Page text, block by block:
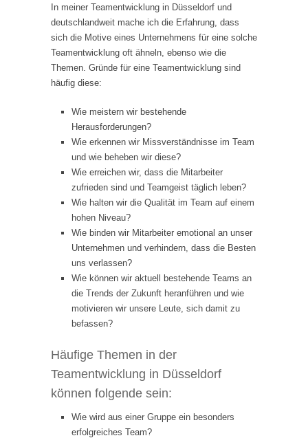
In meiner Teamentwicklung in Düsseldorf und
deutschlandweit mache ich die Erfahrung, dass
sich die Motive eines Unternehmens für eine solche
Teamentwicklung oft ähneln, ebenso wie die
Themen. Gründe für eine Teamentwicklung sind
häufig diese:
Wie meistern wir bestehende
Herausforderungen?
Wie erkennen wir Missverständnisse im Team
und wie beheben wir diese?
Wie erreichen wir, dass die Mitarbeiter
zufrieden sind und Teamgeist täglich leben?
Wie halten wir die Qualität im Team auf einem
hohen Niveau?
Wie binden wir Mitarbeiter emotional an unser
Unternehmen und verhindern, dass die Besten
uns verlassen?
Wie können wir aktuell bestehende Teams an
die Trends der Zukunft heranführen und wie
motivieren wir unsere Leute, sich damit zu
befassen?
Häufige Themen in der
Teamentwicklung in Düsseldorf
können folgende sein:
Wie wird aus einer Gruppe ein besonders
erfolgreiches Team?